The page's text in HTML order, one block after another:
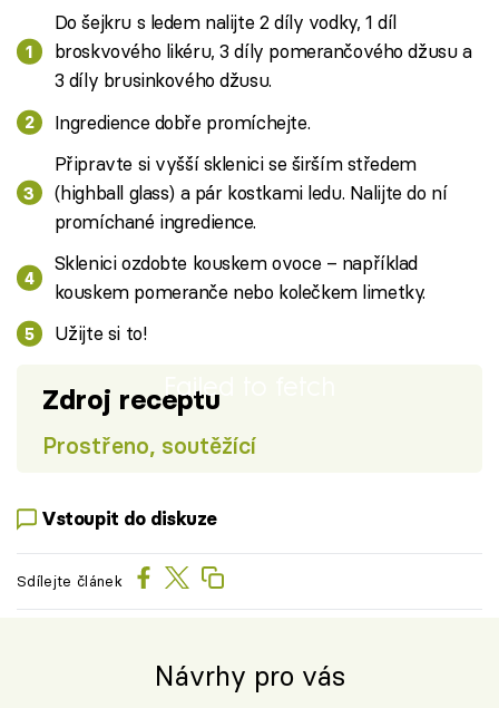
Do šejkru s ledem nalijte 2 díly vodky, 1 díl
broskvového likéru, 3 díly pomerančového džusu a
3 díly brusinkového džusu.
Ingredience dobře promíchejte.
Připravte si vyšší sklenici se širším středem
(highball glass) a pár kostkami ledu. Nalijte do ní
promíchané ingredience.
Sklenici ozdobte kouskem ovoce – například
kouskem pomeranče nebo kolečkem limetky.
Užijte si to!
Failed to fetch
Zdroj receptu
Prostřeno, soutěžící
Vstoupit do diskuze
Sdílejte článek
Návrhy pro vás